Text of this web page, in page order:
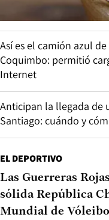
Así es el camión azul
Coquimbo: permitió
Internet
Anticipan la llegada de
Santiago: cuándo y
EL DEPORTIVO
Las Guerreras
sólida República
Mundial de